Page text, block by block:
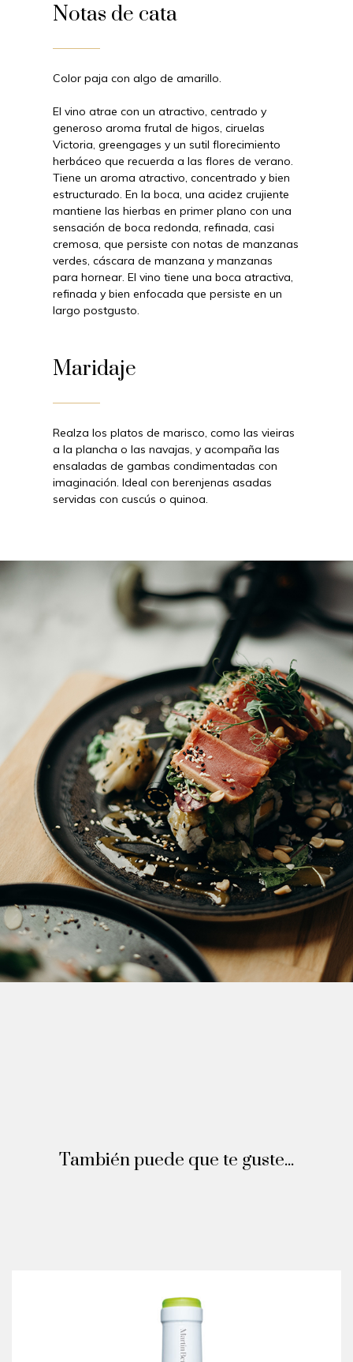
Notas de cata
Color paja con algo de amarillo.
El vino atrae con un atractivo, centrado y
generoso aroma frutal de higos, ciruelas
Victoria, greengages y un sutil florecimiento
herbáceo que recuerda a las flores de verano.
Tiene un aroma atractivo, concentrado y bien
estructurado.En la boca, una acidez crujiente
mantiene las hierbas en primer plano con una
sensación de boca redonda, refinada, casi
cremosa, que persiste con notas de manzanas
verdes, cáscara de manzana y manzanas
para hornear. El vino tiene una boca atractiva,
refinada y bien enfocada que persiste en un
largo postgusto.
Maridaje
Realza los platos de marisco, como las vieiras
a la plancha o las navajas, y acompaña las
ensaladas de gambas condimentadas con
imaginación. Ideal con berenjenas asadas
servidas con cuscús o quinoa.
También puede que te guste...